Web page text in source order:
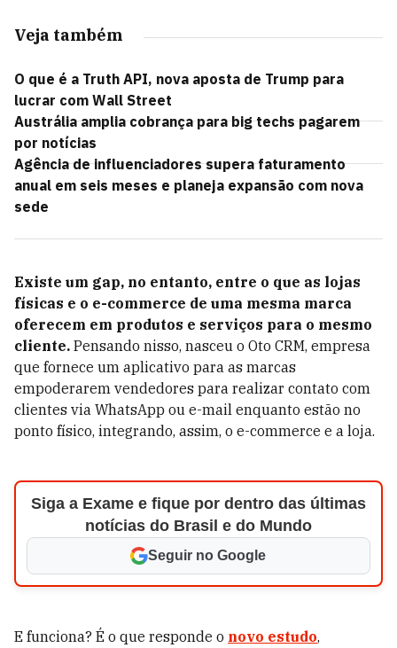
Veja também
O que é a Truth API, nova aposta de Trump para
lucrar com Wall Street
Austrália amplia cobrança para big techs pagarem
por notícias
Agência de influenciadores supera faturamento
anual em seis meses e planeja expansão com nova
sede
Existe um gap, no entanto, entre o que as lojas
físicas e o e-commerce de uma mesma marca
oferecem em produtos e serviços para o mesmo
cliente. Pensando nisso, nasceu o Oto CRM, empresa
que fornece um aplicativo para as marcas
empoderarem vendedores para realizar contato com
clientes via WhatsApp ou e-mail enquanto estão no
ponto físico, integrando, assim, o e-commerce e a loja.
Siga a Exame e fique por dentro das últimas
notícias do Brasil e do Mundo
Seguir no Google
E funciona? É o que responde o novo estudo,